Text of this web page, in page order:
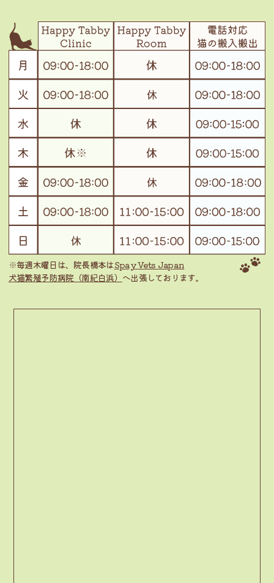
※毎週木曜日は、院長橋本はSpay Vets Japan
犬猫繁殖予防病院（南紀白浜） へ出張しております。